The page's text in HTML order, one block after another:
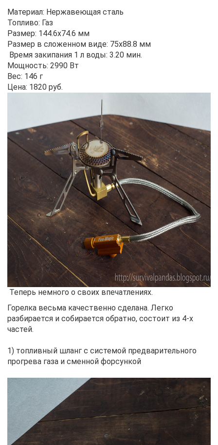
Материал: Нержавеющая сталь
Топливо: Газ
Размер: 144.6х74.6 мм
Размер в сложенном виде: 75х88.8 мм
Время закипания 1 л воды: 3.20 мин.
Мощность: 2990 Вт
Вес: 146 г
Цена: 1820 руб.
Теперь немного о своих впечатлениях.
Горелка весьма качественно сделана. Легко
разбирается и собирается обратно, состоит из 4-х
частей.
1) топливный шланг с системой предварительного
прогрева газа и сменной форсункой